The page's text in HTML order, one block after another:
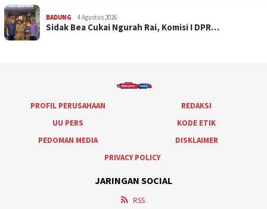
BADUNG 4 Agustus 2026
Sidak Bea Cukai Ngurah Rai, Komisi I DPR…
PROFIL PERUSAHAAN
REDAKSI
UU PERS
KODE ETIK
PEDOMAN MEDIA
DISKLAIMER
PRIVACY POLICY
JARINGAN SOCIAL
RSS